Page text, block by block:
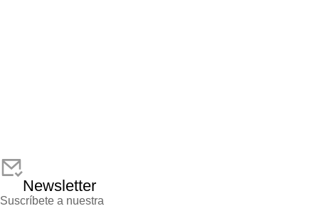
Newsletter
Suscríbete a nuestra